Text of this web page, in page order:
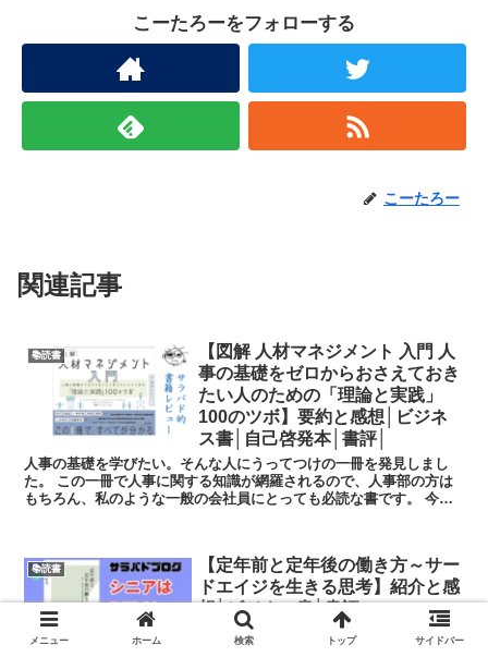
こーたろーをフォローする
こーたろー
関連記事
📚読書
【図解 人材マネジメント 入門 人
事の基礎をゼロからおさえておき
たい人のための「理論と実践」
100のツボ】要約と感想│ビジネ
ス書│自己啓発本│書評│
人事の基礎を学びたい。そんな人にうってつけの一冊を発見しまし
た。 この一冊で人事に関する知識が網羅されるので、人事部の方は
もちろん、私のような一般の会社員にとっても必読な書です。 今回
📚読書
【定年前と定年後の働き方～サー
ドエイジを生きる思考】紹介と感
想│ビジネス書│書評
メニュー ホーム 検索 トップ サイドバー